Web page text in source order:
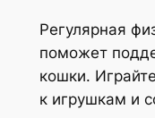
Регулярная
поможет
кошки.
к игрушкам и